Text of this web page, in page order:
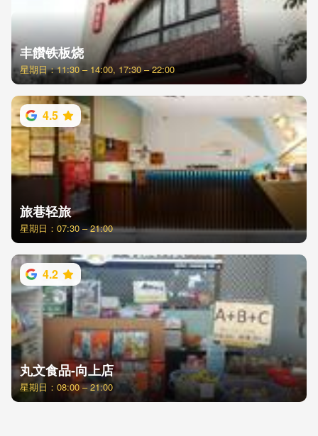
丰饡铁板烧
星期日：11:30 – 14:00, 17:30 – 22:00
4.5
旅巷轻旅
星期日：07:30 – 21:00
4.2
丸文食品-向上店
星期日：08:00 – 21:00